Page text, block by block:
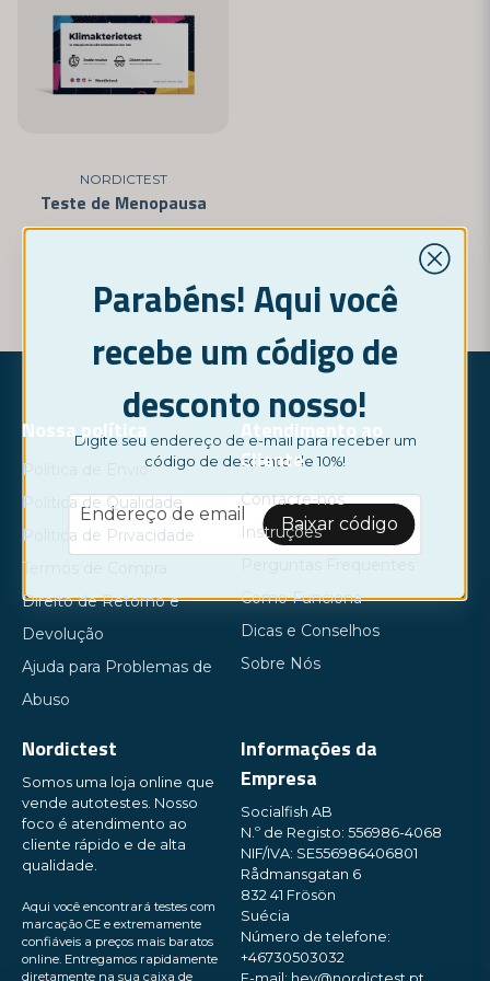
NORDICTEST
Teste de Menopausa
12,95 €
COMPRAR AGORA
Parabéns! Aqui você
recebe um código de
desconto nosso!
Digite seu endereço de e-mail para receber um
código de desconto de 10%!
email
Endereço de email Baixar código
Nossa política
Política de Envio
Política de Qualidade
Política de Privacidade
Termos de Compra
Direito de Retorno e
Devolução
Ajuda para Problemas de
Abuso
Atendimento ao
Cliente
Contacte-nos
Instruções
Como Funciona
Dicas e Conselhos
Sobre Nós
Nordictest
Somos uma loja online que
vende autotestes. Nosso
foco é atendimento ao
cliente rápido e de alta
qualidade.
Aqui você encontrará testes com
marcação CE e extremamente
confiáveis ​​a preços mais baratos
online. Entregamos rapidamente
diretamente na sua caixa de
Informações da
Empresa
Socialfish AB
N.º de Registo: 556986-4068
NIF/IVA: SE556986406801
Rådmansgatan 6
832 41 Frösön
Suécia
Número de telefone:
+46730503032